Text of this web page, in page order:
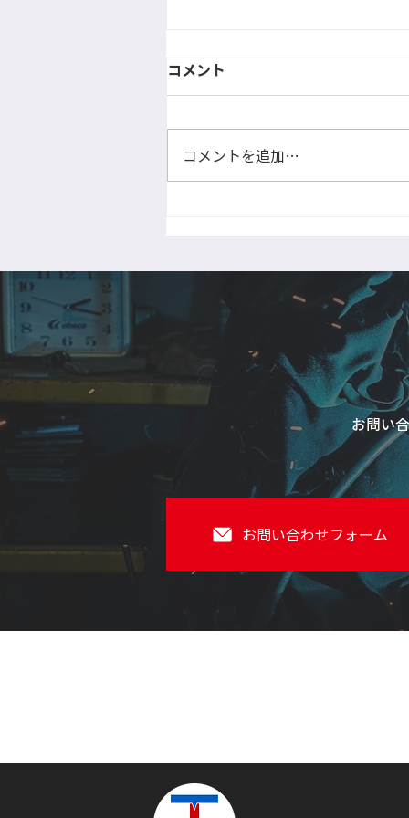
H柱治具を使用中
コメント
コメントを追加…
お問い
お問い合わせフォーム